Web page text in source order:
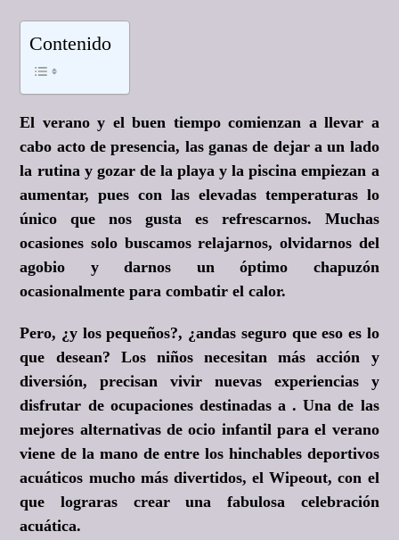
Contenido
El verano y el buen tiempo comienzan a llevar a
cabo acto de presencia, las ganas de dejar a un lado
la rutina y gozar de la playa y la piscina empiezan a
aumentar, pues con las elevadas temperaturas lo
único que nos gusta es refrescarnos. Muchas
ocasiones solo buscamos relajarnos, olvidarnos del
agobio y darnos un óptimo chapuzón
ocasionalmente para combatir el calor.
Pero, ¿y los pequeños?, ¿andas seguro que eso es lo
que desean? Los niños necesitan más acción y
diversión, precisan vivir nuevas experiencias y
disfrutar de ocupaciones destinadas a . Una de las
mejores alternativas de ocio infantil para el verano
viene de la mano de entre los hinchables deportivos
acuáticos mucho más divertidos, el Wipeout, con el
que lograras crear una fabulosa celebración
acuática.